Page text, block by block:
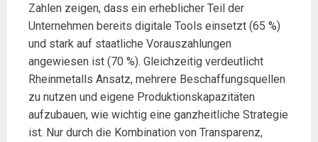
Zahlen zeigen, dass ein erheblicher Teil der
Unternehmen bereits digitale Tools einsetzt (65 %)
und stark auf staatliche Vorauszahlungen
angewiesen ist (70 %). Gleichzeitig verdeutlicht
Rheinmetalls Ansatz, mehrere Beschaffungsquellen
zu nutzen und eigene Produktionskapazitäten
aufzubauen, wie wichtig eine ganzheitliche Strategie
ist. Nur durch die Kombination von Transparenz,